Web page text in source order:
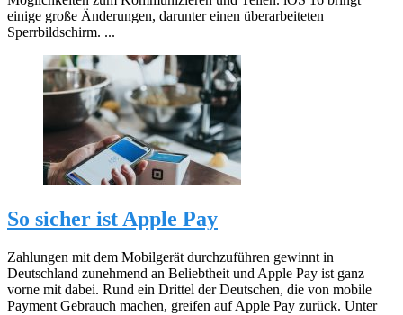
einige große Änderungen, darunter einen überarbeiteten
Sperrbildschirm. ...
So sicher ist Apple Pay
Zahlungen mit dem Mobilgerät durchzuführen gewinnt in
Deutschland zunehmend an Beliebtheit und Apple Pay ist ganz
vorne mit dabei. Rund ein Drittel der Deutschen, die von mobile
Payment Gebrauch machen, greifen auf Apple Pay zurück. Unter